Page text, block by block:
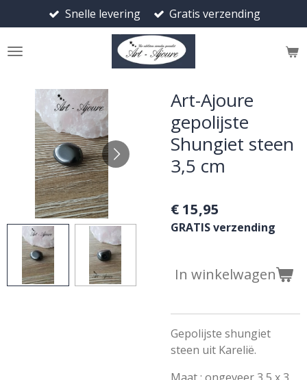
direct
naar
Snelle levering Gratis verzending
Art-Ajoure
gepolijste
Shungiet steen
3,5 cm
€ 15,95
GRATIS verzending
In winkelwagen
Gepolijste shungiet
steen uit Karelië.